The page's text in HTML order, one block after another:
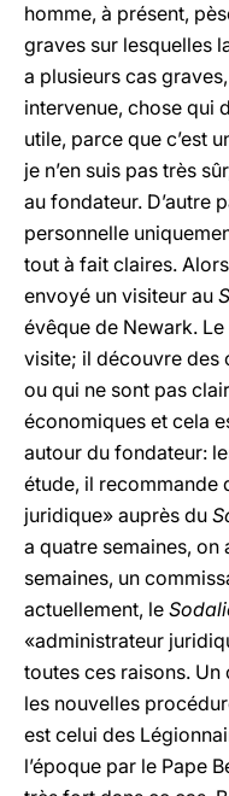
homme, à présent,
graves sur lesquelles
a plusieurs cas
intervenue, chose qui
utile, parce que c’est
je n’en suis pas très
au fondateur. D’autre
personnelle
tout à fait claires.
envoyé un visiteur au
évêque de Newark.
visite; il découvre des
ou qui ne sont pas
économiques et cela
autour du fondateur:
étude, il recommande
juridique» auprès du
a quatre semaines, on
semaines, un
actuellement, le
«administrateur
toutes ces raisons.
les nouvelles
est celui des
l’époque par le Pape